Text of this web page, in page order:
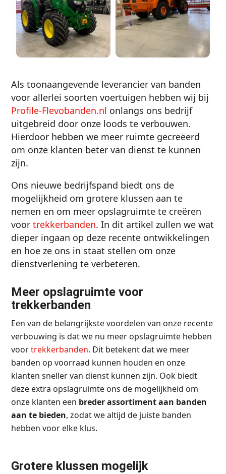
Als toonaangevende leverancier van banden
voor allerlei soorten voertuigen hebben wij bij
Profile-Flevobanden.nl onlangs ons bedrijf
uitgebreid door onze loods te verbouwen.
Hierdoor hebben we meer ruimte gecreëerd
om onze klanten beter van dienst te kunnen
zijn.
Ons nieuwe bedrijfspand biedt ons de
mogelijkheid om grotere klussen aan te
nemen en om meer opslagruimte te creëren
voortrekkerbanden. In dit artikel zullen we wat
dieper ingaan op deze recente ontwikkelingen
en hoe ze ons in staat stellen om onze
dienstverlening te verbeteren.
Meer opslagruimte voor
trekkerbanden
Een van de belangrijkste voordelen van onze recente
verbouwing is dat we nu meer opslagruimte hebben
voortrekkerbanden. Dit betekent dat we meer
banden op voorraad kunnen houden en onze
klanten sneller van dienst kunnen zijn. Ook biedt
deze extra opslagruimte ons de mogelijkheid om
onze klanten een breder assortiment aan banden
aan te bieden, zodat we altijd de juiste banden
hebben voor elke klus.
Grotere klussen mogelijk